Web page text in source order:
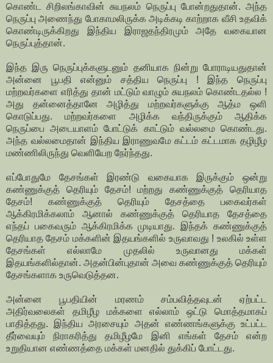
கொண்ட சிறிலங்காவின் சுயநலம் நெருப்பு போன்றதுதான். அந்த
நெருப்பு அணைந்து போகாமலிருக்க அடிக்கடி காற்றாக வீசி உதவிக்
கொண்டிருக்கிறது இந்திய இராஜதந்திரமும் அதே வகையான
நெருப்புத்தான்.
இந்த இரு நெருப்புக்களுடனும் தனியாக நின்று போராடியதுதான்
அன்னை பூபதி என்னும் சத்திய நெருப்பு ! இந்த நெருப்பு
மற்றவர்களை எரித்து தான் மட்டும் வாழும் சுயநலம் கொண்டதல்ல !
அது தன்னைத்தானே அழித்து மற்றவர்களுக்கு ஆத்ம ஒளி
கொடுப்பது. மற்றவர்களை அழிக்க வந்திருக்கும் ஆதிக்க
நெருப்பை அடையாளம் போட்டுக் காட்டும் வல்லமை கொண்டது.
அந்த வல்லமைதான் இந்திய இராணுவமே கட்டம் கட்டமாக தழிழீழ
மண்ணிலிருந்து வெளியேற நேர்ந்தது.
எப்போதுமே தேசங்கள் இரண்டு வகையாக இருக்கும் ஒன்று
கண்ணுக்குத் தெரியும் தேசம்! மற்றது கண்ணுக்குத் தெரியாத
தேசம்! கண்ணுக்குத் தெரியும் தேசத்தை பகைவர்கள்
ஆக்கிரமிக்கலாம் ஆனால் கண்ணுக்குத் தெரியாத தேசத்தை
எந்தப் பகைவரும் ஆக்கிரமிக்க முடியாது. இந்தக் கண்ணுக்குத்
தெரியாத தேசம் மக்களின் இதயங்களில் உருவாவது ! உலகில் உள்ள
தேசங்கள் எல்லாமே முதலில் உருவானது மக்கள்
இதயங்களில்தான். அதன்பின்புதான் அவை கண்ணுக்குத் தெரியும்
தேசங்களாக உருவெடுத்தன.
அன்னை பூபதியின் மரணம் சம்பவித்தவுடன் ஏற்பட்ட
அதிர்வலைகள் தமிழீழ மக்களை எல்லாம் ஒட்டு மொத்தமாகப்
பாதித்தது. இந்திய அரசையும் அதன் எண்ணங்களுக்கு உட்பட்ட
தீர்வையும் நிராகரித்து தமிழீழமே இனி எங்கள் தேசம் என்ற
உறுதியான எண்ணத்தை மக்கள் மனதில் துக்கிப் போட்டது.